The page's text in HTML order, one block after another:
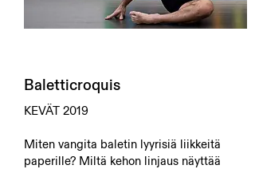
Baletticroquis
KEVÄT 2019
Miten vangita baletin lyyrisiä liikkeitä
paperille? Miltä kehon linjaus näyttää